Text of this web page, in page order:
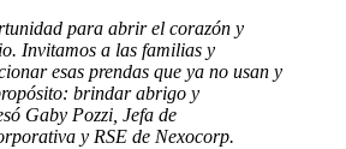
para abrir el corazón y
Invitamos a las familias y
esas prendas que ya no usan y
brindar abrigo y
Gaby Pozzi, Jefa de
y RSE de Nexocorp.